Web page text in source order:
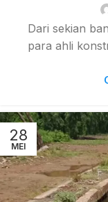
Dari sekian
para ahli
28
MEI